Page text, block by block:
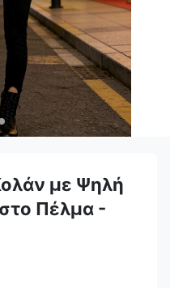
με Ψηλή
Πέλμα -